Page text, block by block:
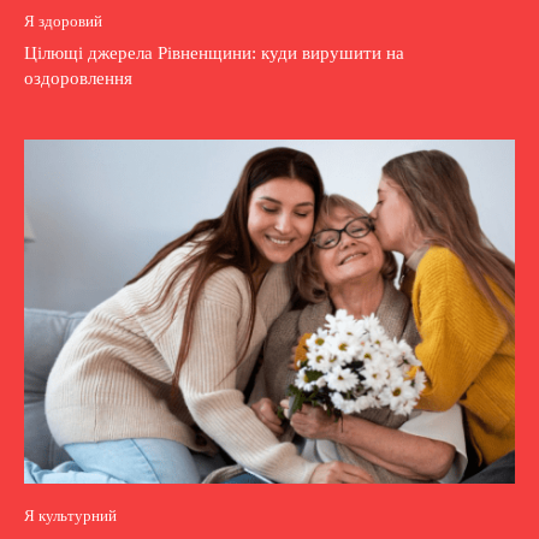
Я здоровий
Цілющі джерела Рівненщини: куди вирушити на
оздоровлення
Я культурний